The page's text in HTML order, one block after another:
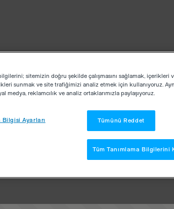
bilgilerini; sitemizin doğru şekilde çalışmasını sağlamak, içerikleri
sunmak ve site trafiğimizi analiz etmek için kullanıyoruz.
medya, reklamcılık ve analiz ortaklarımızla paylaşıyoruz.
Bilgisi Ayarları Tümünü Reddet
Tüm Tanımlama Bilgilerini